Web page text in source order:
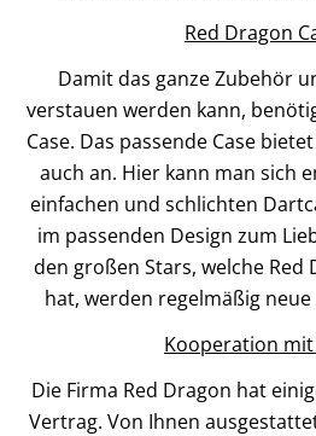
Red Dragon
Damit das ganze Zubehör
verstauen werden kann,
Case. Das passende Case
auch an. Hier kann man sich
einfachen und schlichten
im passenden Design zum
den großen Stars, welche
hat, werden regelmäßig
Kooperation
Die Firma Red Dragon hat
Vertrag. Von Ihnen